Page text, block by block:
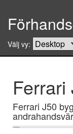
Välj vy:
Ferrari J50